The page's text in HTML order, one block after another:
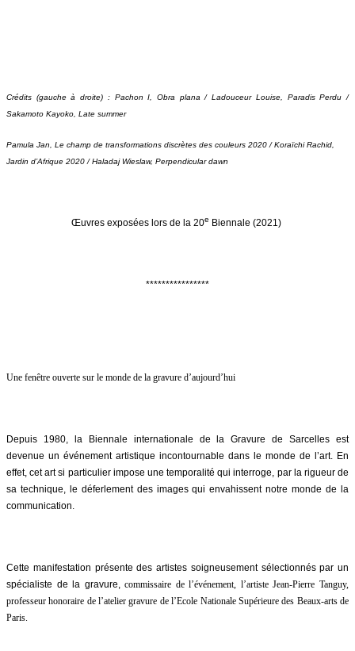
Crédits (gauche à droite) : Pachon I, Obra plana / Ladouceur Louise, Paradis Perdu /
Sakamoto Kayoko, Late summer
Pamula Jan, Le champ de transformations discrètes des couleurs 2020 / Koraïchi Rachid,
Jardin d’Afrique 2020 / Haladaj Wieslaw, Perpendicular dawn
Œuvres exposées lors de la 20e Biennale (2021)
****************
Une fenêtre ouverte sur le monde de la gravure d’aujourd’hui
Depuis 1980, la Biennale internationale de la Gravure de Sarcelles est
devenue un événement artistique incontournable dans le monde de l’art. En
effet, cet art si particulier impose une temporalité qui interroge, par la rigueur de
sa technique, le déferlement des images qui envahissent notre monde de la
communication.
Cette manifestation présente des artistes soigneusement sélectionnés par un
spécialiste de la gravure,commissaire de l’événement, l’artiste Jean-Pierre Tanguy,
professeur honoraire de l’atelier gravure de l’Ecole Nationale Supérieure des Beaux-arts de
Paris.